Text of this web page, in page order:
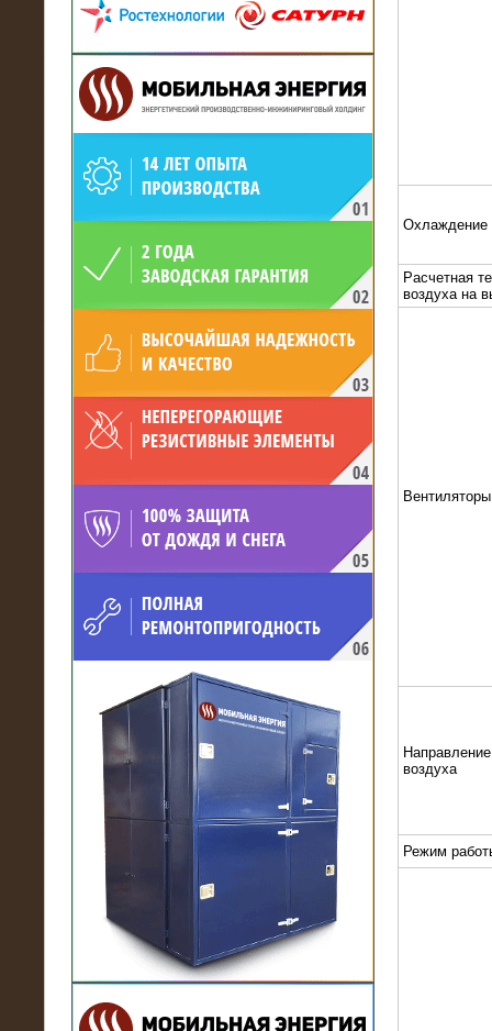
произведён высоковольтный
нагрузочный комплекс 24 МВт с
напряжением 6/10 кВ
15.04.2017
Нагрузочный комплекс 16 МВт с
21.03.2017
Комплектная трансформаторная
подстанция 6 МВА (морское
исполнение, IP56)
Охлаждение
Расчетная
воздуха на
Вентиляторы
воздуха
Режим